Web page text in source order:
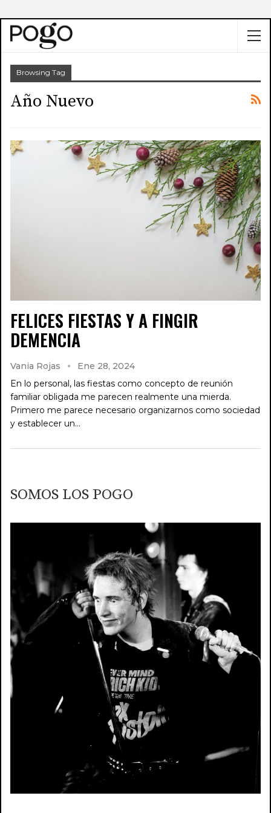
Browsing Tag
Año Nuevo
FELICES FIESTAS Y A FINGIR
DEMENCIA
Vania Rojas
Ene 28, 2024
En lo personal, las fiestas como concepto de reunión
familiar obligada me parecen realmente una mierda.
Primero me parece necesario organizarnos como sociedad
y establecer un…
SOMOS LOS POGO